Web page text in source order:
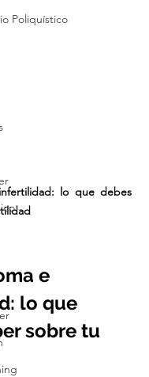
Poliquístico
lo que debes
e
lo que
sobre tu